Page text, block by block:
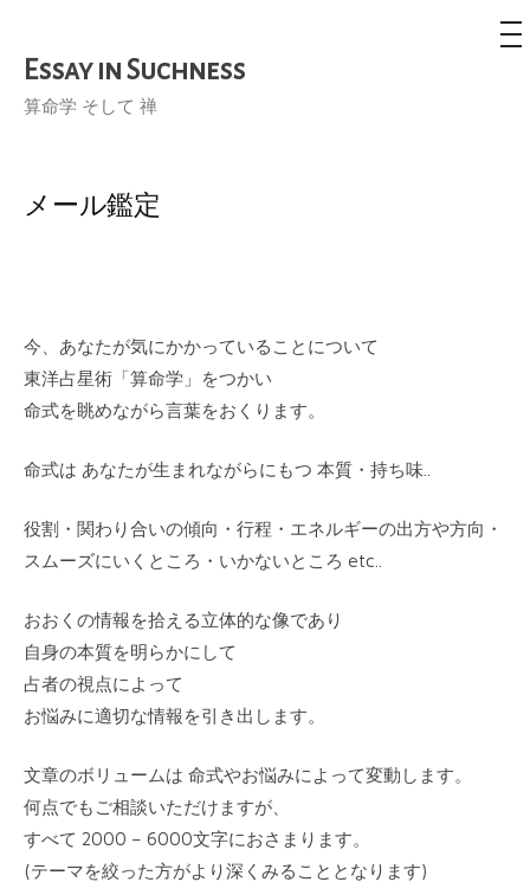
コ
ン
プ
Essay in Suchness
算命学 そして 禅
メ
ニ
メール鑑定
今、あなたが気にかかっていることについて
東洋占星術「算命学」をつかい
命式を眺めながら言葉をおくります。
命式は あなたが生まれながらにもつ 本質・持ち味..
役割・関わり合いの傾向・行程・エネルギーの出方や方向・
スムーズにいくところ・いかないところ etc..
おおくの情報を拾える立体的な像であり
自身の本質を明らかにして
占者の視点によって
お悩みに適切な情報を引き出します。
文章のボリュームは 命式やお悩みによって変動します。
何点でもご相談いただけますが、
すべて 2000 – 6000文字におさまります。
(テーマを絞った方がより深くみることとなります)